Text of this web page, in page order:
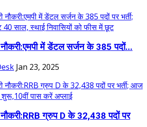
नौकरी:एमपी में डेंटल सर्जन के 385 पदों...
Jan 23, 2025
नौकरी:RRB ग्रुप D के 32,438 पदों पर